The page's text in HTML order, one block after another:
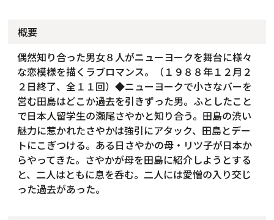
概要
偶然知り合った男女８人がニューヨークを舞台に様々
な恋模様を描くラブロマンス。（１９８８年１２月２
２日終了、全１１回）◆ニューヨークで小さなバーを
営む田島はどこか過去を引きずった男。ふとしたこと
で日本人留学生の瀬尾さやかと知り合う。田島の渋い
魅力に惹かれたさやかは強引にアタック、田島とデー
トにこぎつける。ある日さやかの母・リツ子が日本か
らやってきた。さやかが母を田島に紹介しようとする
と、二人はともに息を呑む。二人には愛憎の入り交じ
った過去があった。